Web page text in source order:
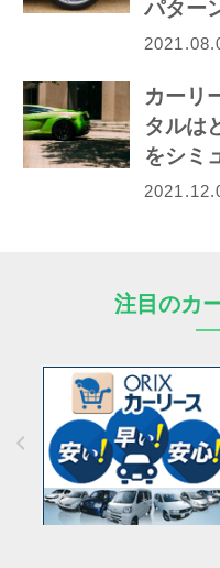
パター
カーリ
タルは
をシミ
注目のカ